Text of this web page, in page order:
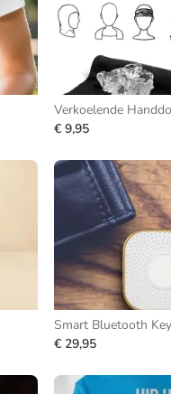
Verkoelende
€ 9,95
Smart Bluetooth
€ 29,95